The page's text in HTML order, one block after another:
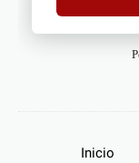
Inicio